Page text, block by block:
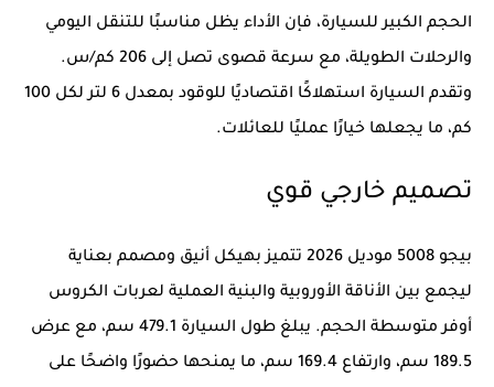
الحجم الكبير للسيارة، فإن الأداء يظل مناسبًا للتنقل اليومي
والرحلات الطويلة، مع سرعة قصوى تصل إلى 206 كم/س.
وتقدم السيارة استهلاكًا اقتصاديًا للوقود بمعدل 6 لتر لكل 100
كم، ما يجعلها خيارًا عمليًا للعائلات.
تصميم خارجي قوي
بيجو 5008 موديل 2026 تتميز بهيكل أنيق ومصمم بعناية
ليجمع بين الأناقة الأوروبية والبنية العملية لعربات الكروس
أوفر متوسطة الحجم. يبلغ طول السيارة 479.1 سم، مع عرض
189.5 سم، وارتفاع 169.4 سم، ما يمنحها حضورًا واضحًا على